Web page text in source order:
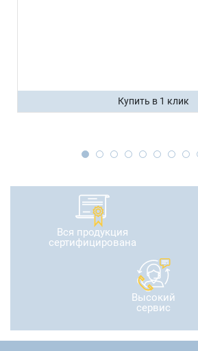
Купить в 1 клик
Вся продукция
сертифицирована
Высокий
сервис